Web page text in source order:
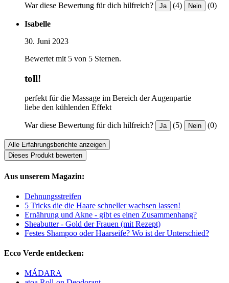
War diese Bewertung für dich hilfreich? Ja (4) Nein (0)
Isabelle
30. Juni 2023
Bewertet mit 5 von 5 Sternen.
toll!
perfekt für die Massage im Bereich der Augenpartie
liebe den kühlenden Effekt
War diese Bewertung für dich hilfreich? Ja (5) Nein (0)
Alle Erfahrungsberichte anzeigen
Dieses Produkt bewerten
Aus unserem Magazin:
Dehnungsstreifen
5 Tricks die die Haare schneller wachsen lassen!
Ernährung und Akne - gibt es einen Zusammenhang?
Sheabutter - Gold der Frauen (mit Rezept)
Festes Shampoo oder Haarseife? Wo ist der Unterschied?
Ecco Verde entdecken:
MÁDARA